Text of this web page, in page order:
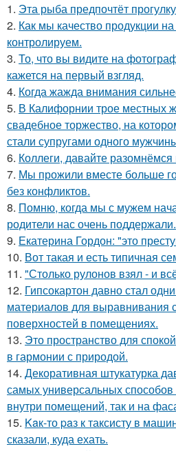
1. Эта рыба предпочтёт
2. Как мы качество продукции
контролируем.
3. То, что вы видите на
кажется на первый взгляд.
4. Когда жажда внимания
5. В Калифорнии трое местных
свадебное торжество, на
стали супругами одного
6. Коллеги, давайте
7. Мы прожили вместе больше
без конфликтов.
8. Помню, когда мы с мужем
родители нас очень поддержали.
9. Екатерина Гордон: "это
10. Вот такая и есть типичная
11. "Столько рулонов взял - и
12. Гипсокартон давно стал
материалов для выравнивания
поверхностей в помещениях.
13. Это пространство для
в гармонии с природой.
14. Декоративная штукатурка
самых универсальных
внутри помещений, так и на
15. Kaк-то paз к таксисту в
сказали, куда ехать.